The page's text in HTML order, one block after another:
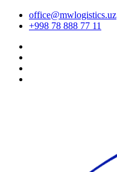
office@mwlogistics.uz
+998 78 888 77 11